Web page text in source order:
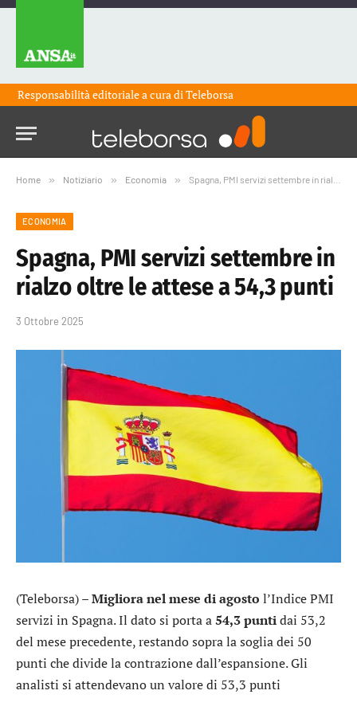
Responsabilità editoriale a cura diTeleborsa
Home » Notiziario » Economia » Spagna, PMI servizi settembre in rialzo oltre le attese a 54,3 punti
ECONOMIA
Spagna, PMI servizi settembre in
rialzo oltre le attese a 54,3 punti
3 Ottobre 2025
(Teleborsa) –Migliora nel mese di agosto l’Indice PMI
servizi in Spagna. Il dato si porta a54,3 puntidai 53,2
del mese precedente, restando sopra la soglia dei 50
punti che divide la contrazione dall’espansione. Gli
analisti si attendevano un valore di 53,3 punti